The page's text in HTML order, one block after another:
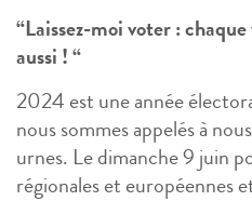
“Laissez-moi voter :
aussi ! “
2024 est une année
nous sommes appelés à
urnes. Le dimanche 9 juin
régionales et européennes